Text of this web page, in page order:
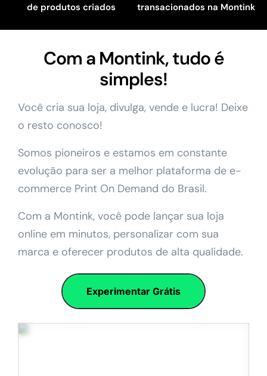
de produtos criados transacionados na Montink
Com a Montink, tudo é
simples!
Você cria sua loja, divulga, vende e lucra! Deixe
o resto conosco!
Somos pioneiros e estamos em constante
evolução para ser a melhor plataforma de e-
commerce Print On Demand do Brasil.
Com a Montink, você pode lançar sua loja
online em minutos, personalizar com sua
marca e oferecer produtos de alta qualidade.
Experimentar Grátis